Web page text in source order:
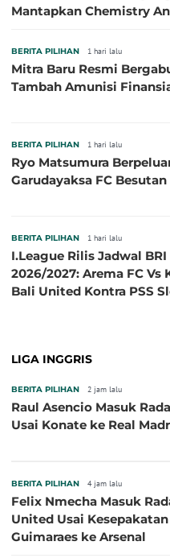
Mantapkan Chemistry
BERITA PILIHAN 1 hari lalu
Mitra Baru Resmi
Tambah Amunisi
BERITA PILIHAN 1 hari lalu
Ryo Matsumura
Garudayaksa FC
BERITA PILIHAN 1 hari lalu
I.League Rilis Jadwal
2026/2027: Arema FC Vs
Bali United Kontra PSS
LIGA INGGRIS
BERITA PILIHAN 2 jam lalu
Raul Asencio Masuk
Usai Konate ke Real
BERITA PILIHAN 4 jam lalu
Felix Nmecha Masuk
United Usai
Guimaraes ke Arsenal